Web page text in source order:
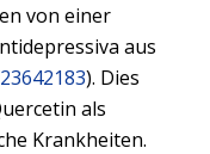
von einer
aus
). Dies
als
Krankheiten.